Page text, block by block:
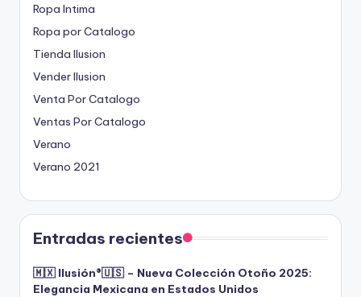
Ropa Intima
Ropa por Catalogo
Tienda Ilusion
Vender Ilusion
Venta Por Catalogo
Ventas Por Catalogo
Verano
Verano 2021
Entradas recientes
🇲🇽 Ilusión®️🇺🇸 – Nueva Colección Otoño 2025:
Elegancia Mexicana en Estados Unidos